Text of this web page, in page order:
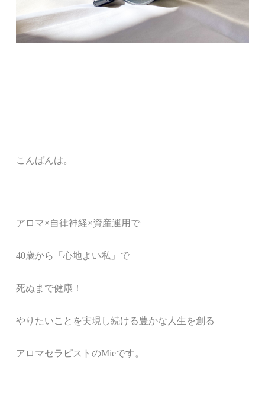
こんばんは。
アロマ×自律神経×資産運用で
40歳から「心地よい私」で
死ぬまで健康！
やりたいことを実現し続ける豊かな人生を創る
アロマセラピストのMieです。